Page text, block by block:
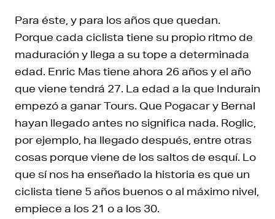
Para éste, y para los años que quedan.
Porque cada ciclista tiene su propio ritmo de
maduración y llega a su tope a determinada
edad. Enric Mas tiene ahora 26 años y el año
que viene tendrá 27. La edad a la que Indurain
empezó a ganar Tours. Que Pogacar y Bernal
hayan llegado antes no significa nada. Roglic,
por ejemplo, ha llegado después, entre otras
cosas porque viene de los saltos de esquí. Lo
que sí nos ha enseñado la historia es que un
ciclista tiene 5 años buenos o al máximo nivel,
empiece a los 21 o a los 30.